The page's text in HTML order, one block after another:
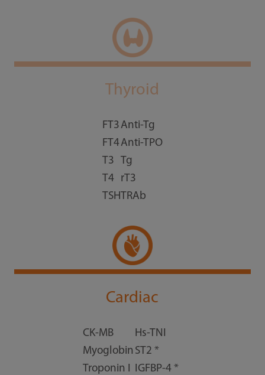
Thyroid
FT3
FT4
T3
T4
TSH
Anti-Tg
Anti-TPO
Tg
rT3
TRAb
Cardiac
CK-MB
Myoglobin
Troponin I
Hs-TNI
ST2 *
IGFBP-4 *